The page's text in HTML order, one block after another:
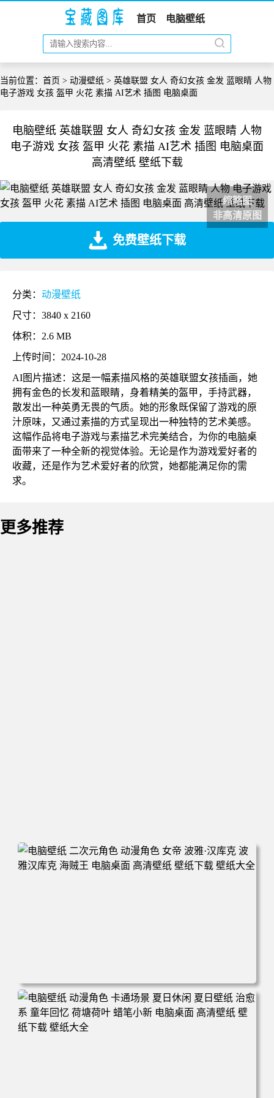
首页 电脑壁纸
当前位置： 首页 > 动漫壁纸 > 英雄联盟 女人 奇幻女孩 金发 蓝眼睛 人物
电子游戏 女孩 盔甲 火花 素描 AI艺术 插图 电脑桌面
电脑壁纸 英雄联盟 女人 奇幻女孩 金发 蓝眼睛 人物
电子游戏 女孩 盔甲 火花 素描 AI艺术 插图 电脑桌面
高清壁纸 壁纸下载
缩略图
非高清原图
免费壁纸下载
分类： 动漫壁纸
尺寸：3840 x 2160
体积：2.6 MB
上传时间：2024-10-28
AI图片描述：这是一幅素描风格的英雄联盟女孩插画，她
拥有金色的长发和蓝眼睛，身着精美的盔甲，手持武器，
散发出一种英勇无畏的气质。她的形象既保留了游戏的原
汁原味，又通过素描的方式呈现出一种独特的艺术美感。
这幅作品将电子游戏与素描艺术完美结合，为你的电脑桌
面带来了一种全新的视觉体验。无论是作为游戏爱好者的
收藏，还是作为艺术爱好者的欣赏，她都能满足你的需
求。
更多推荐
电脑壁纸 二次元角色 动漫角色 女帝 波雅·汉库克 波雅汉库
克 海贼王 电脑桌面 高清壁纸 壁纸下载 壁纸大全